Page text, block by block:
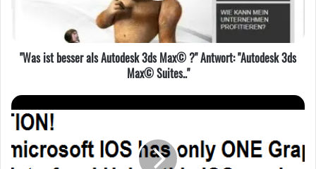
"Autodesk
Max©
Suites.."
"Was ist besser als Autodesk 3ds Max© ?" Antwort: "Autodesk 3ds
Max© Suites.."
Microsoft
entschädigt
unzufriedene
Windows